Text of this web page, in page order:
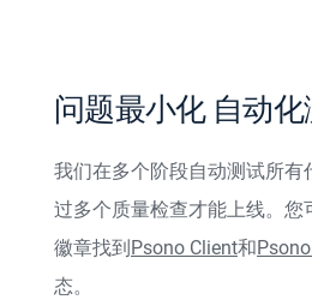
问题最小化 自动
我们在多个阶段自动测试所有
过多个质量检查才能上线。您
徽章找到Psono Client和
态。